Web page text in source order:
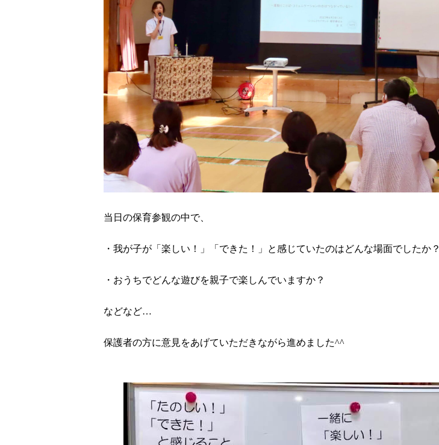
当日の保育参観の中で、
・我が子が「楽しい！」「できた！」と感じていたのはどんな場面でしたか？
・おうちでどんな遊びを親子で楽しんでいますか？
などなど…
保護者の方に意見をあげていただきながら進めました^^